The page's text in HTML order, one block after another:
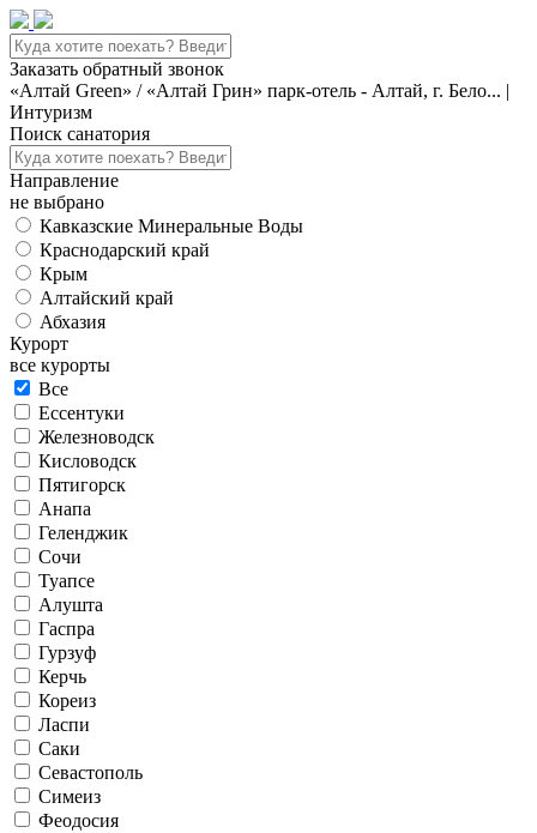
Заказать обратный звонок
«Алтай Green» / «Алтай Грин» парк-отель - Алтай, г. Бело... |
Интуризм
Поиск санатория
Направление
не выбрано
Кавказские Минеральные Воды
Краснодарский край
Крым
Алтайский край
Абхазия
Курорт
все курорты
Все
Ессентуки
Железноводск
Кисловодск
Пятигорск
Анапа
Геленджик
Сочи
Туапсе
Алушта
Гаспра
Гурзуф
Керчь
Кореиз
Ласпи
Саки
Севастополь
Симеиз
Феодосия